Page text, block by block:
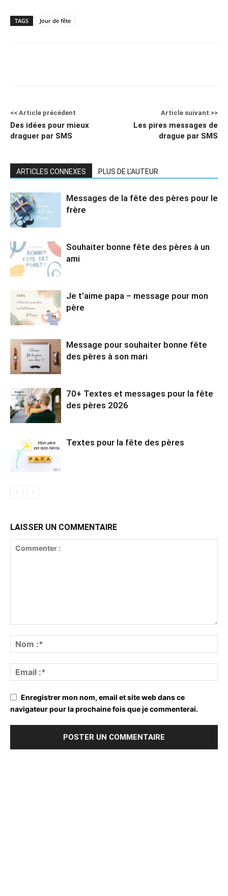
TAGS Jour de fête
<< Article précédent
Des idées pour mieux
draguer par SMS
Article suivant >>
Les pires messages de
drague par SMS
ARTICLES CONNEXES PLUS DE L'AUTEUR
Messages de la fête des pères pour le
frère
Souhaiter bonne fête des pères à un
ami
Je t’aime papa – message pour mon
père
Message pour souhaiter bonne fête
des pères à son mari
70+ Textes et messages pour la fête
des pères 2026
Textes pour la fête des pères
LAISSER UN COMMENTAIRE
Enregistrer mon nom, email et site web dans ce
navigateur pour la prochaine fois que je commenterai.